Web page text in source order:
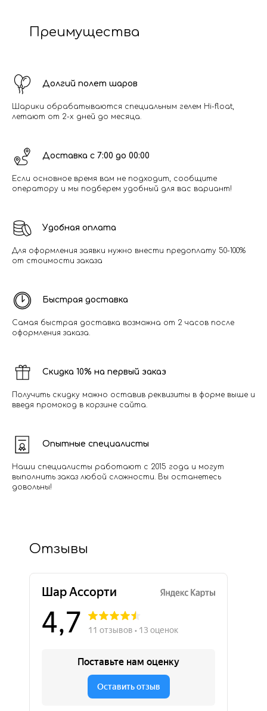
Преимущества
Долгий полет шаров
Шарики обрабатываются специальным гелем Hi-float,
летают от 2-х дней до месяца.
Доставка с 7:00 до 00:00
Если основное время вам не подходит, сообщите
оператору и мы подберем удобный для вас вариант!
Удобная оплата
Для оформления заявки нужно внести предоплату 50-100%
от стоимости заказа
Быстрая доставка
Самая быстрая доставка возможна от 2 часов после
оформления заказа.
Скидка 10% на первый заказ
Получить скидку можно оставив реквизиты в форме выше и
введя промокод в корзине сайта.
Опытные специалисты
Наши специалисты работают с 2015 года и могут
выполнить заказ любой сложности. Вы останетесь
довольны!
Отзывы